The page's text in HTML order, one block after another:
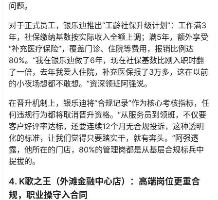
问题。
对于正式员工，银乐迪推出“工龄社保升级计划”：工作满3
年，社保缴纳基数按实际收入全额上调；满5年，额外享受
“补充医疗保险”，覆盖门诊、住院等费用，报销比例达
80%。“我在银乐迪做了6年，现在社保基数比刚入职时翻
了一倍，去年我爱人住院，补充医保报了3万多，这在以前
的小夜场想都不敢想。”资深领班阿强说。
在晋升机制上，银乐迪将“合规记录”作为核心考核指标，任
何违规行为都将取消晋升资格。“从服务员到领班，不仅要
客户好评率达标，还要连续12个月无合规投诉，这种透明
化的标准，让我们觉得只要踏实干，就有奔头。”阿强透
露，他所在的门店，80%的管理岗都是从基层合规标兵中
提拔的。
4. K歌之王（外滩金融中心店）：高端岗位更重合
规，职业操守入合同